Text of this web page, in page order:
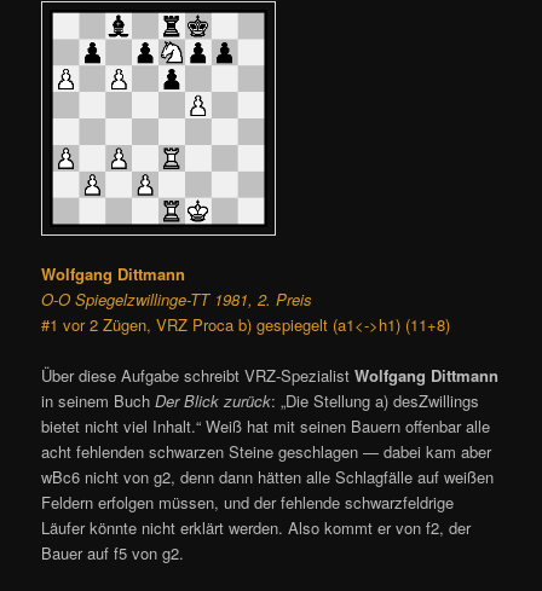
Wolfgang Dittmann
O-O Spiegelzwillinge-TT 1981, 2. Preis
#1 vor 2 Zügen, VRZ Proca b) gespiegelt (a1<->h1) (11+8)
Über diese Aufgabe schreibt VRZ-SpezialistWolfgang Dittmann
in seinem BuchDer Blick zurück: „Die Stellung a) desZwillings
bietet nicht viel Inhalt.“ Weiß hat mit seinen Bauern offenbar alle
acht fehlenden schwarzen Steine geschlagen — dabei kam aber
wBc6 nicht von g2, denn dann hätten alle Schlagfälle auf weißen
Feldern erfolgen müssen, und der fehlende schwarzfeldrige
Läufer könnte nicht erklärt werden. Also kommt er von f2, der
Bauer auf f5 von g2.